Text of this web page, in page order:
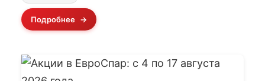
Подробнее